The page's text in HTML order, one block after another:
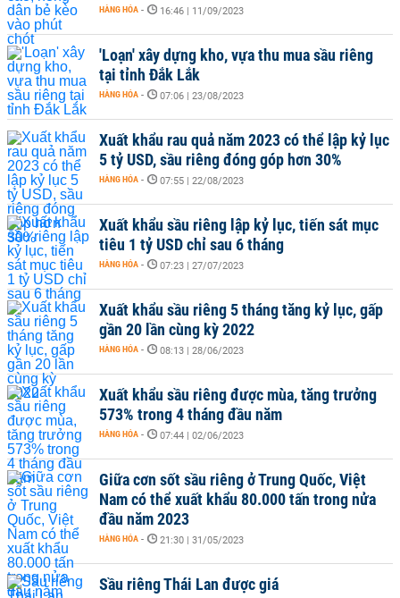
HÀNG HÓA - 16:46 | 11/09/2023
'Loạn' xây dựng kho, vựa thu mua sầu riêng
tại tỉnh Đắk Lắk
HÀNG HÓA - 07:06 | 23/08/2023
Xuất khẩu rau quả năm 2023 có thể lập kỷ lục
5 tỷ USD, sầu riêng đóng góp hơn 30%
HÀNG HÓA - 07:55 | 22/08/2023
Xuất khẩu sầu riêng lập kỷ lục, tiến sát mục
tiêu 1 tỷ USD chỉ sau 6 tháng
HÀNG HÓA - 07:23 | 27/07/2023
Xuất khẩu sầu riêng 5 tháng tăng kỷ lục, gấp
gần 20 lần cùng kỳ 2022
HÀNG HÓA - 08:13 | 28/06/2023
Xuất khẩu sầu riêng được mùa, tăng trưởng
573% trong 4 tháng đầu năm
HÀNG HÓA - 07:44 | 02/06/2023
Giữa cơn sốt sầu riêng ở Trung Quốc, Việt
Nam có thể xuất khẩu 80.000 tấn trong nửa
đầu năm 2023
HÀNG HÓA - 21:30 | 31/05/2023
Sầu riêng Thái Lan được giá